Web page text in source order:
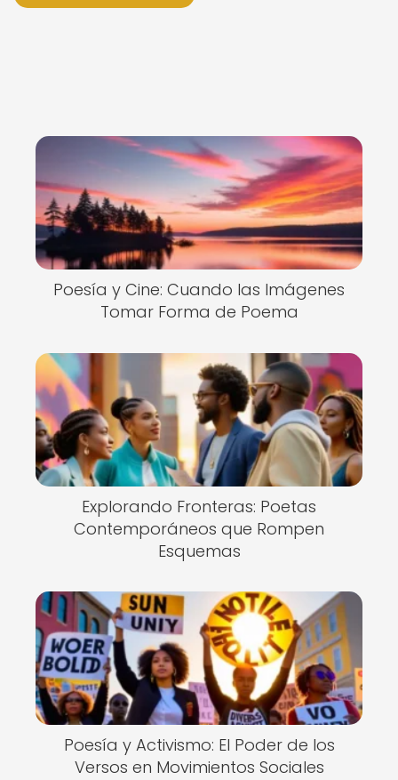
Poesía y Cine: Cuando las Imágenes
Tomar Forma de Poema
Explorando Fronteras: Poetas
Contemporáneos que Rompen
Esquemas
Poesía y Activismo: El Poder de los
Versos en Movimientos Sociales